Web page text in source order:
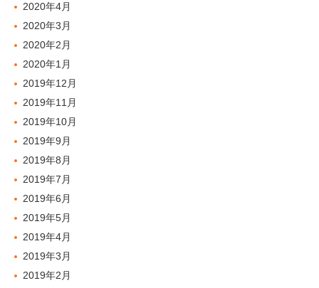
2020年4月
2020年3月
2020年2月
2020年1月
2019年12月
2019年11月
2019年10月
2019年9月
2019年8月
2019年7月
2019年6月
2019年5月
2019年4月
2019年3月
2019年2月